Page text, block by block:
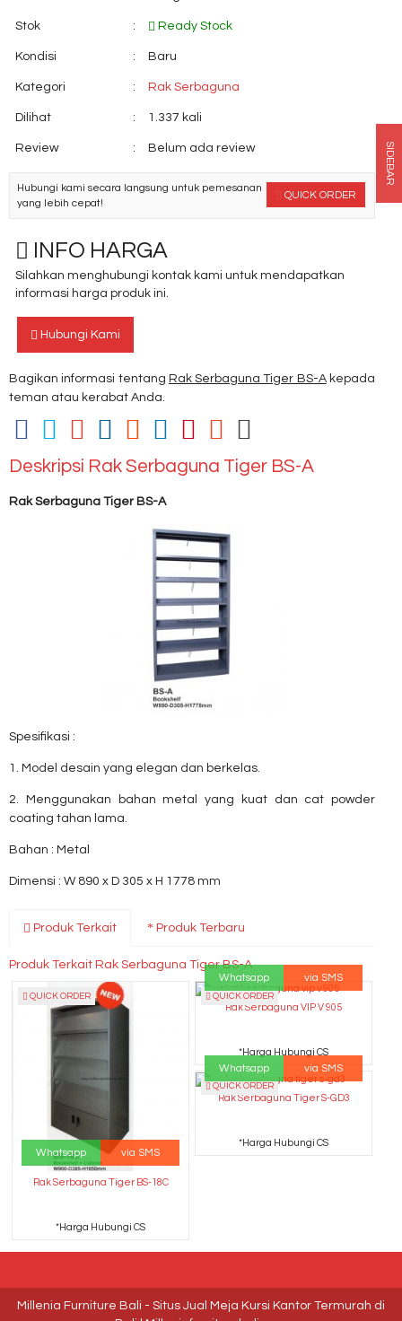
Stok : Ready Stock
Kondisi : Baru
Kategori : Rak Serbaguna
Dilihat : 1.337 kali
Review : Belum ada review
QUICK ORDER
Hubungi kami secara langsung untuk pemesanan
yang lebih cepat!
INFO HARGA
Silahkan menghubungi kontak kami untuk mendapatkan
informasi harga produk ini.
Hubungi Kami
Bagikan informasi tentang Rak Serbaguna Tiger BS-Akepada
teman atau kerabat Anda.
Deskripsi Rak Serbaguna Tiger BS-A
Rak Serbaguna Tiger BS-A
Spesifikasi :
1. Model desain yang elegan dan berkelas.
2. Menggunakan bahan metal yang kuat dan cat powder
coating tahan lama.
Bahan : Metal
Dimensi : W 890 x D 305 x H 1778 mm
Produk Terkait Produk Terbaru
Produk Terkait Rak Serbaguna Tiger BS-A
QUICK ORDER
Whatsapp via SMS
Rak Serbaguna Tiger BS-18C
*Harga Hubungi CS
QUICK ORDER
Whatsapp via SMS
Rak Serbaguna VIP V 905
*Harga Hubungi CS
QUICK ORDER
Whatsapp via SMS
Rak Serbaguna Tiger S-GD3
*Harga Hubungi CS
SIDEBAR
Millenia Furniture Bali - Situs Jual Meja Kursi Kantor Termurah di